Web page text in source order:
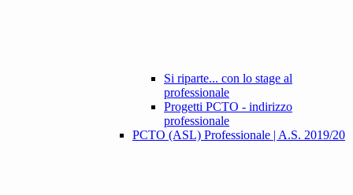
Si riparte... con lo stage al
professionale
Progetti PCTO - indirizzo
professionale
PCTO (ASL) Professionale | A.S. 2019/20